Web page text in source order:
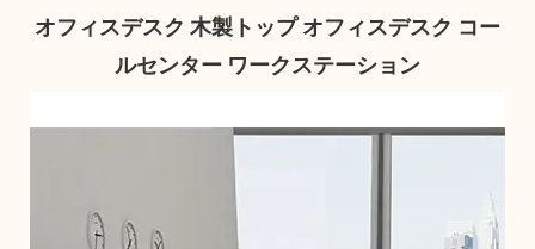
オフィスデスク 木製トップ オフィスデスク コー